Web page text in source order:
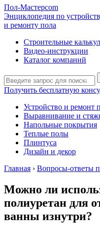
Пол-Мастерcom
Энциклопедия по
и ремонту пола
Строительные
Видео-инструкции
Каталог компаний
Получить бесплатную
Устройство и ремонт
Выравнивание и
Напольные покрытия
Теплые полы
Плинтуса
Дизайн и декор
Главная › Вопросы-ответы
Можно ли
полиуретан для
ванны изнутри?